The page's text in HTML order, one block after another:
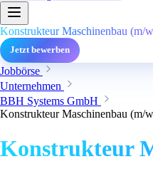
Konstrukteur Maschinenbau (m/
Jetzt bewerben
Jobbörse
Unternehmen
BBH Systems GmbH
Konstrukteur Maschinenbau (m/
Konstrukteur